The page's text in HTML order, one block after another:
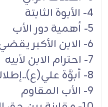
4- الأبوة الثابتة
5- أهمية دور الأب
6- الابن الأكبر يقضي عن أبيه
7- احترام الابن لأبيه
8- أبوَّة علي(ع)..إطلالة سريعة
9- الأب المقاوم